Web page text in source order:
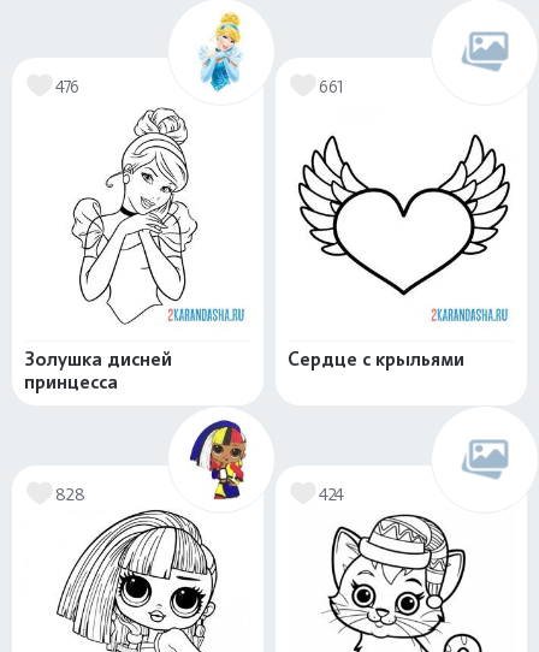
476
Золушка дисней
принцесса
661
Сердце с крыльями
828 424